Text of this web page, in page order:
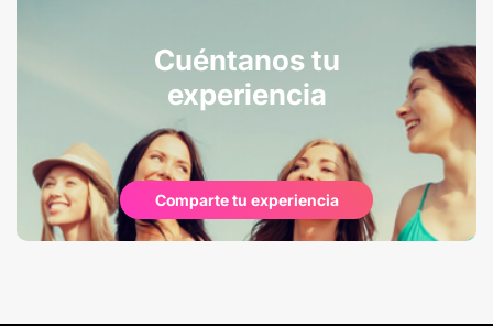
Cuéntanos tu
experiencia
Comparte tu experiencia